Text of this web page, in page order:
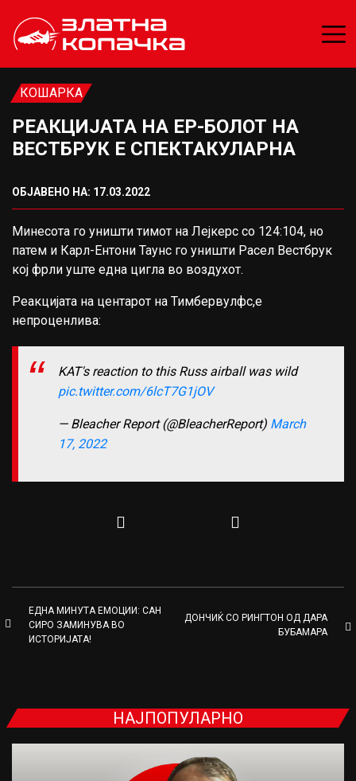
КОШАРКА
РЕАКЦИЈАТА НА ЕР-БОЛОТ НА
ВЕСТБРУК Е СПЕКТАКУЛАРНА
ОБЈАВЕНО НА: 17.03.2022
Минесота го уништи тимот на Лејкерс со 124:104, но
патем и Карл-Ентони Таунс го уништи Расел Вестбрук
кој фрли уште една цигла во воздухот.
Реакцијата на центарот на Тимбервулфс,е
непроценлива:
KAT's reaction to this Russ airball was wild
pic.twitter.com/6lcT7G1jOV
— Bleacher Report (@BleacherReport) March
17, 2022
ЕДНА МИНУТА ЕМОЦИИ: САН
СИРО ЗАМИНУВА ВО
ИСТОРИЈАТА!
ДОНЧИЌ СО РИНГТОН ОД ДАРА
БУБАМАРА
НАЈПОПУЛАРНО